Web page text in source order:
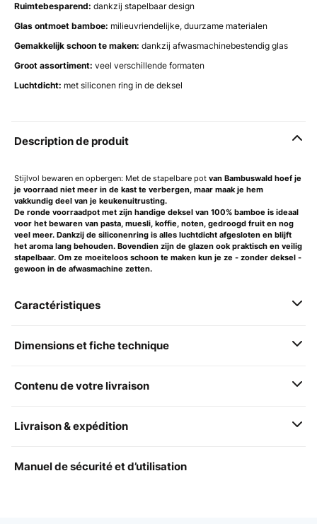
Ruimtebesparend: dankzij stapelbaar design
Glas ontmoet bamboe: milieuvriendelijke, duurzame materialen
Gemakkelijk schoon te maken: dankzij afwasmachinebestendig glas
Groot assortiment: veel verschillende formaten
Luchtdicht: met siliconen ring in de deksel
Description de produit
Stijlvol bewaren en opbergen: Met de stapelbare pot van Bambuswald hoef je
je voorraad niet meer in de kast te verbergen, maar maak je hem
vakkundig deel van je keukenuitrusting.
De ronde voorraadpot met zijn handige deksel van 100% bamboe is ideaal
voor het bewaren van pasta, muesli, koffie, noten, gedroogd fruit en nog
veel meer. Dankzij de siliconenring is alles luchtdicht afgesloten en blijft
het aroma lang behouden. Bovendien zijn de glazen ook praktisch en veilig
stapelbaar. Om ze moeiteloos schoon te maken kun je ze - zonder deksel -
gewoon in de afwasmachine zetten.
Caractéristiques
Dimensions et fiche technique
Contenu de votre livraison
Livraison & expédition
Manuel de sécurité et d’utilisation